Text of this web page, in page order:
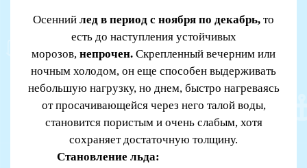
Осенний лед в период с ноября по декабрь, то
есть до наступления устойчивых
морозов, непрочен. Скрепленный вечерним или
ночным холодом, он еще способен выдерживать
небольшую нагрузку, но днем, быстро нагреваясь
от просачивающейся через него талой воды,
становится пористым и очень слабым, хотя
сохраняет достаточную толщину.
Становление льда: